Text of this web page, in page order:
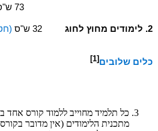
73 ש"ס
2. לימודים מחוץ לחוג 32 ש"ס
כלים שלובים [1]
כל תלמיד מחוייב ללמוד קורס
מתכנית הלימודים (אין מדובר